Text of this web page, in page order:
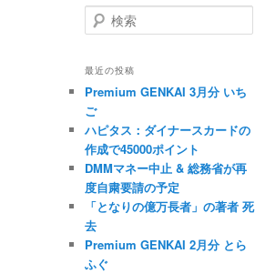
検索
最近の投稿
Premium GENKAI 3月分 いち
ご
ハピタス：ダイナースカードの
作成で45000ポイント
DMMマネー中止 & 総務省が再
度自粛要請の予定
「となりの億万長者」の著者 死
去
Premium GENKAI 2月分 とら
ふぐ